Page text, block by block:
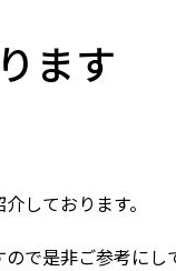
ます
しております。
で是非ご参考にし